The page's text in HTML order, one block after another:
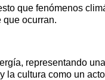
que fenómenos
que ocurran.
representando
la cultura como un